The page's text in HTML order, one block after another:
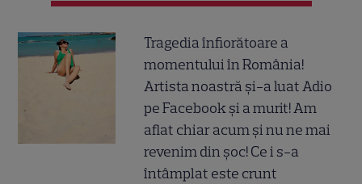
Tragedia înfiorătoare a
momentului în România!
Artista noastră și-a luat Adio
pe Facebook și a murit! Am
aflat chiar acum și nu ne mai
revenim din șoc! Ce i s-a
întâmplat este crunt